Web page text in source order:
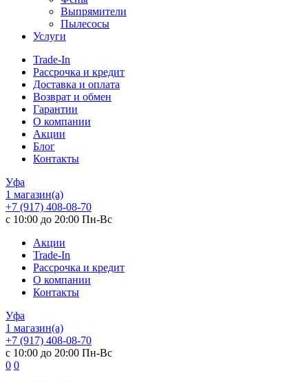
Выпрямители
Пылесосы
Услуги
Trade-In
Рассрочка и кредит
Доставка и оплата
Возврат и обмен
Гарантии
О компании
Акции
Блог
Контакты
Уфа
1 магазин(а)
+7 (917) 408-08-70
с 10:00 до 20:00 Пн-Вс
Акции
Trade-In
Рассрочка и кредит
О компании
Контакты
Уфа
1 магазин(а)
+7 (917) 408-08-70
с 10:00 до 20:00 Пн-Вс
0 0